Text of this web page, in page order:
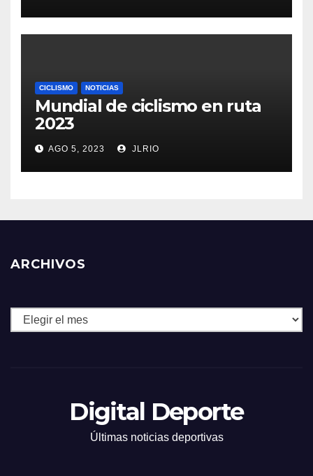
CICLISMO NOTICIAS
Mundial de ciclismo en ruta
2023
AGO 5, 2023 JLRIO
ARCHIVOS
Archivos
Digital Deporte
Últimas noticias deportivas